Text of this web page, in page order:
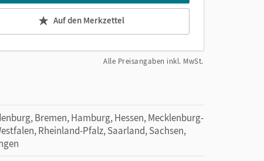
Auf den Merkzettel
Alle Preisangaben inkl. MwSt.
Bremen, Hamburg, Hessen, Mecklenburg-
Rheinland-Pfalz, Saarland, Sachsen,